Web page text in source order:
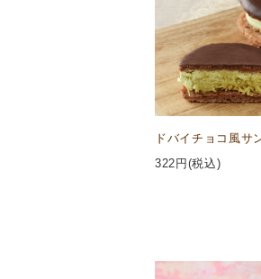
ドバイチョコ風サ
322 円(税込)